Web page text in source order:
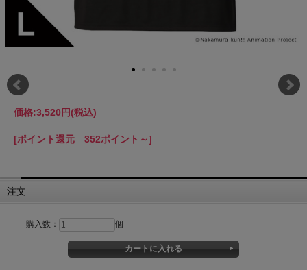
価格:3,520円(税込)
[ポイント還元 352ポイント～]
注文
購入数： 個